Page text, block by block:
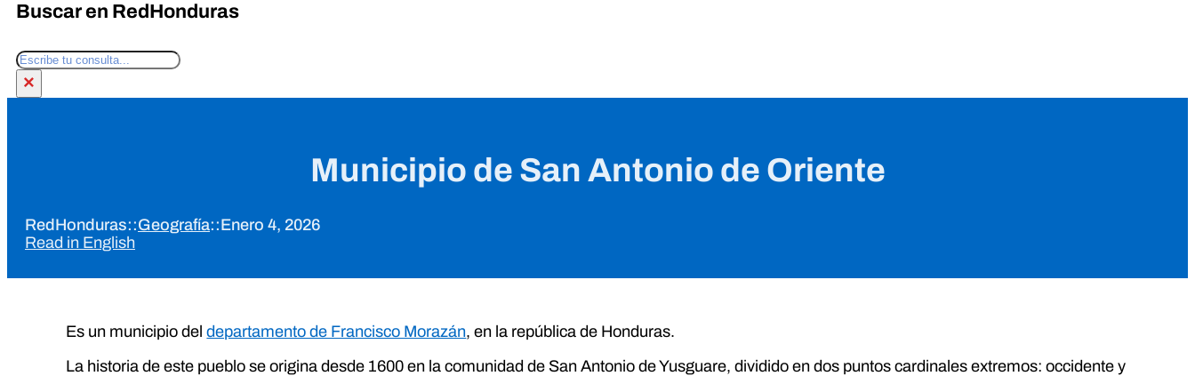
Buscar en RedHonduras
Buscar
×
Municipio de San Antonio de Oriente
RedHonduras::Geografía::Enero 4, 2026
Read in English
Es un municipio deldepartamento de Francisco Morazán, en la república de Honduras.
La historia de este pueblo se origina desde 1600 en la comunidad de San Antonio de Yusguare, dividido en dos puntos cardinales extremos: occidente y